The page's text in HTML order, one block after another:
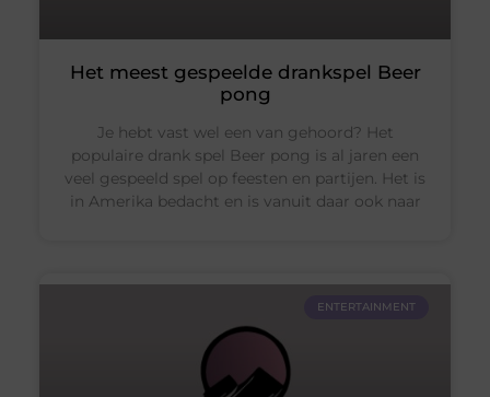
Het meest gespeelde drankspel Beer
pong
Je hebt vast wel een van gehoord? Het
populaire drank spel Beer pong is al jaren een
veel gespeeld spel op feesten en partijen. Het is
in Amerika bedacht en is vanuit daar ook naar
ENTERTAINMENT